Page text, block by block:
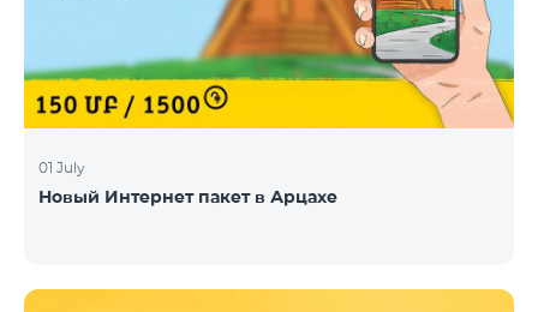
01 July
Новый Интернет пакет в Арцахе